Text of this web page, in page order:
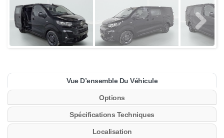
Vue D’ensemble Du Véhicule
Options
Spécifications Techniques
Localisation